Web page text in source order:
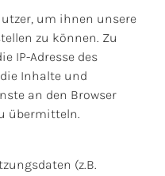
um ihnen unsere
zu können. Zu
IP-Adresse des
Inhalte und
an den Browser
übermitteln.
(z.B.